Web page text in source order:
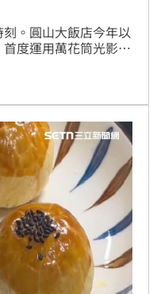
。圓山大飯店今年以
首度運用萬花筒光影藝
自於圓山大廳主題花
覺圖騰，隆重推出
象中秋寶盒」兩款限